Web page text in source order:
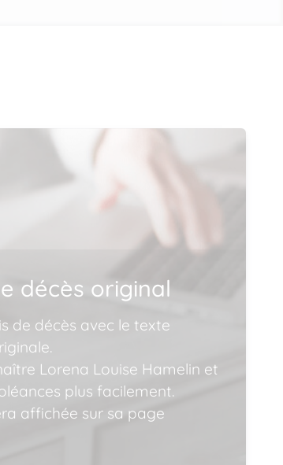
décès original
de décès avec le texte
Lorena Louise Hamelin et
plus facilement.
affichée sur sa page